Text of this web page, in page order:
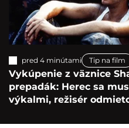
pred 4 minútami Tip na film
Vykúpenie z väznice
prepadák: Herec sa
výkalmi, režisér